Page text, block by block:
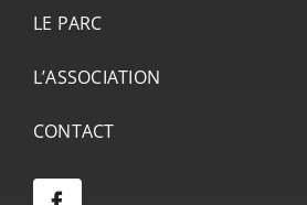
LE PARC
L’ASSOCIATION
CONTACT